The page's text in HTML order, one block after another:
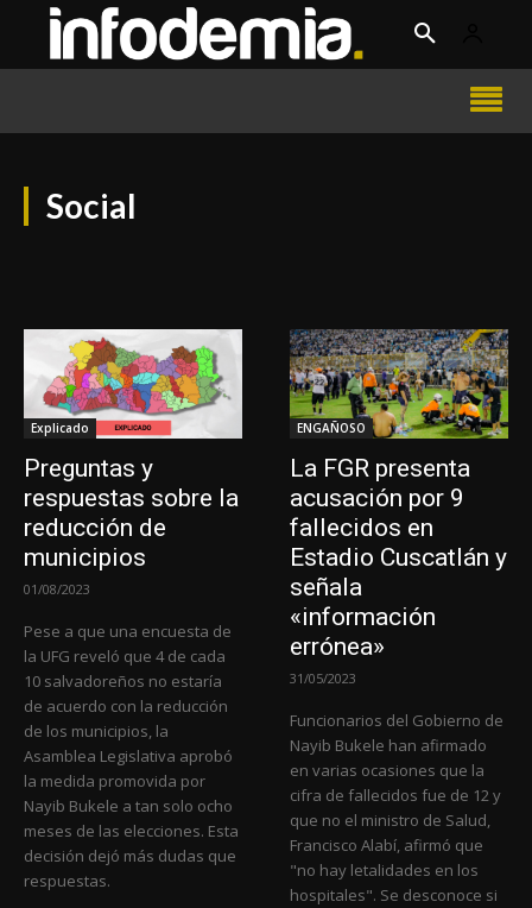
Social
Explicado
Preguntas y
respuestas sobre la
reducción de
municipios
01/08/2023
Pese a que una encuesta de
la UFG reveló que 4 de cada
10 salvadoreños no estaría
de acuerdo con la reducción
de los municipios, la
Asamblea Legislativa aprobó
la medida promovida por
Nayib Bukele a tan solo ocho
meses de las elecciones. Esta
decisión dejó más dudas que
respuestas.
ENGAÑOSO
La FGR presenta
acusación por 9
fallecidos en
Estadio Cuscatlán y
señala
«información
errónea»
31/05/2023
Funcionarios del Gobierno de
Nayib Bukele han afirmado
en varias ocasiones que la
cifra de fallecidos fue de 12 y
que no el ministro de Salud,
Francisco Alabí, afirmó que
"no hay letalidades en los
hospitales". Se desconoce si